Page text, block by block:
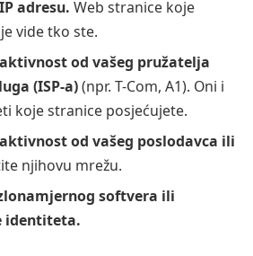
adresu. Web stranice koje
vide tko ste.
od vašeg pružatelja
(ISP-a)(npr. T-Com, A1). Oni i
koje stranice posjećujete.
od vašeg poslodavca ili
njihovu mrežu.
softvera ili
identiteta.